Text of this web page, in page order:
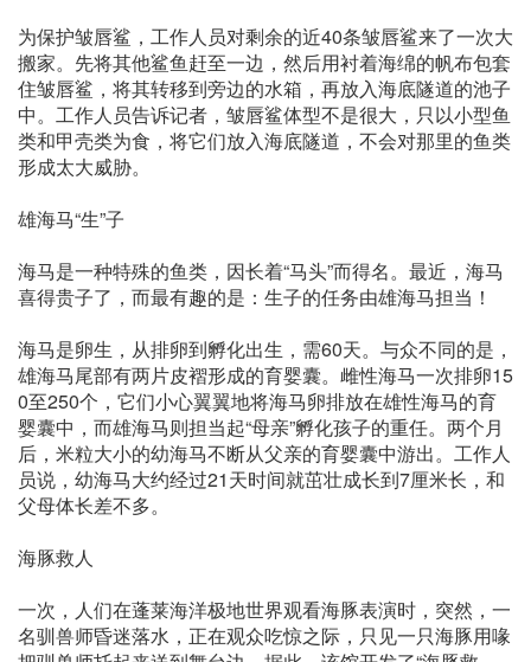
为保护皱唇鲨，工作人员对剩余的近40条皱唇鲨来了一次大
搬家。先将其他鲨鱼赶至一边，然后用衬着海绵的帆布包套
住皱唇鲨，将其转移到旁边的水箱，再放入海底隧道的池子
中。工作人员告诉记者，皱唇鲨体型不是很大，只以小型鱼
类和甲壳类为食，将它们放入海底隧道，不会对那里的鱼类
形成太大威胁。
雄海马“生”子
海马是一种特殊的鱼类，因长着“马头”而得名。最近，海马
喜得贵子了，而最有趣的是：生子的任务由雄海马担当！
海马是卵生，从排卵到孵化出生，需60天。与众不同的是，
雄海马尾部有两片皮褶形成的育婴囊。雌性海马一次排卵15
0至250个，它们小心翼翼地将海马卵排放在雄性海马的育
婴囊中，而雄海马则担当起“母亲”孵化孩子的重任。两个月
后，米粒大小的幼海马不断从父亲的育婴囊中游出。工作人
员说，幼海马大约经过21天时间就茁壮成长到7厘米长，和
父母体长差不多。
海豚救人
一次，人们在蓬莱海洋极地世界观看海豚表演时，突然，一
名驯兽师昏迷落水，正在观众吃惊之际，只见一只海豚用喙